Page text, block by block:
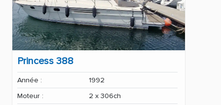
Princess 388
Année :
1992
Moteur :
2 x 306ch